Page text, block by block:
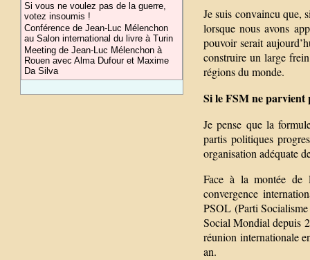
Si vous ne voulez pas de la guerre,
votez insoumis !
Conférence de Jean-Luc Mélenchon
au Salon international du livre à Turin
Meeting de Jean-Luc Mélenchon à
Rouen avec Alma Dufour et Maxime
Da Silva
Je suis convaincu que,
lorsque nous avons
pouvoir serait
construire un large
régions du monde.
Si le FSM ne parvient
Je pense que la
partis politiques
organisation adéquate
Face à la montée de
convergence
PSOL (Parti
Social Mondial depuis
réunion internationale
an.